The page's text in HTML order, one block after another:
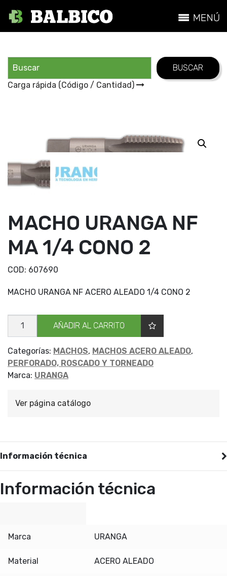
Carga rápida (Código / Cantidad)
MACHO URANGA NF
MA 1/4 CONO 2
COD: 607690
MACHO URANGA NF ACERO ALEADO 1/4 CONO 2
MACHO
URANGA
NF
1/4
CONO
2
cantidad
AÑADIR AL CARRITO
Categorías: MACHOS, MACHOS ACERO ALEADO,
PERFORADO, ROSCADO Y TORNEADO
Marca: URANGA
Ver página catálogo
Información técnica
Información técnica
Marca URANGA
Material ACERO ALEADO